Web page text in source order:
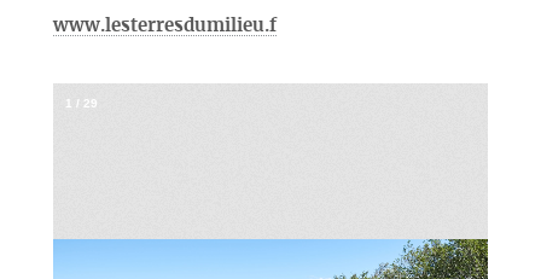
www.lesterresdumilieu.f
1 / 29